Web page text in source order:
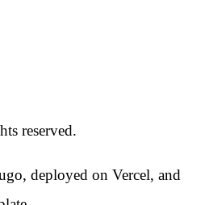
reserved.
deployed on Vercel, and